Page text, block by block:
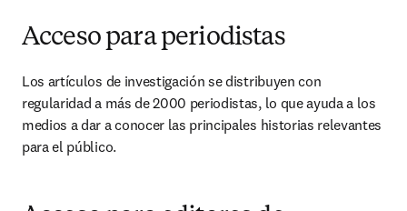
Acceso para periodistas
Los artículos de investigación se distribuyen con
regularidad a más de 2000 periodistas, lo que ayuda a los
medios a dar a conocer las principales historias relevantes
para el público.